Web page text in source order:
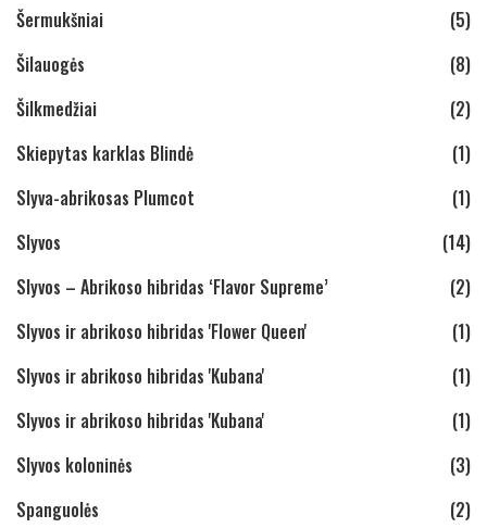
Šermukšniai
(5)
Šilauogės
(8)
Šilkmedžiai
(2)
Skiepytas karklas Blindė
(1)
Slyva-abrikosas Plumcot
(1)
Slyvos
(14)
Slyvos – Abrikoso hibridas ‘Flavor Supreme’
(2)
Slyvos ir abrikoso hibridas 'Flower Queen'
(1)
Slyvos ir abrikoso hibridas 'Kubana'
(1)
Slyvos ir abrikoso hibridas 'Kubana'
(1)
Slyvos koloninės
(3)
Spanguolės
(2)